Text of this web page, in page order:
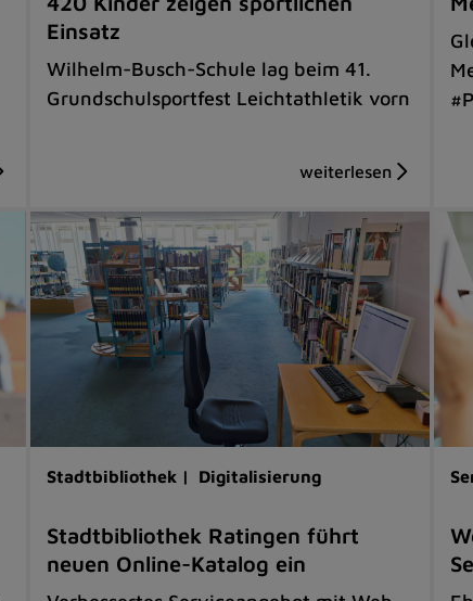
Einsatz
Wilhelm-Busch-Schule lag beim 41.
Grundschulsportfest Leichtathletik vorn
Stadtbibliothek | Digitalisierung
Stadtbibliothek Ratingen führt
neuen Online-Katalog ein